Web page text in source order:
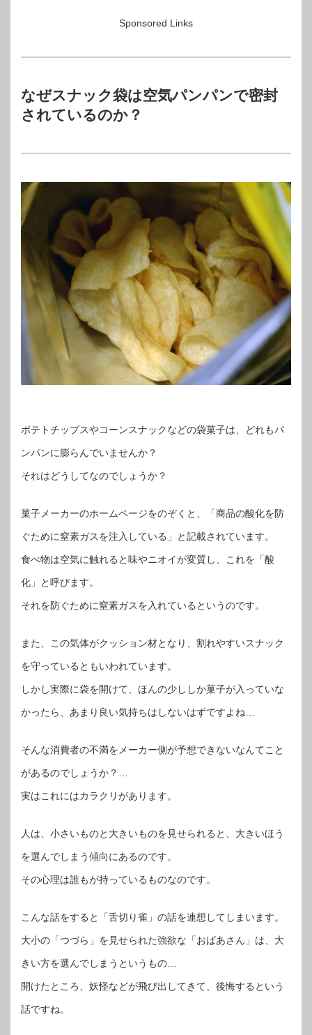
Sponsored Links
なぜスナック袋は空気パンパンで密封
されているのか？
ポテトチップスやコーンスナックなどの袋菓子は、どれもパ
ンパンに膨らんでいませんか？
それはどうしてなのでしょうか？
菓子メーカーのホームページをのぞくと、「商品の酸化を防
ぐために窒素ガスを注入している」と記載されています。
食べ物は空気に触れると味やニオイが変質し、これを「酸
化」と呼びます。
それを防ぐために窒素ガスを入れているというのです。
また、この気体がクッション材となり、割れやすいスナック
を守っているともいわれています。
しかし実際に袋を開けて、ほんの少ししか菓子が入っていな
かったら、あまり良い気持ちはしないはずですよね…
そんな消費者の不満をメーカー側が予想できないなんてこと
があるのでしょうか？…
実はこれにはカラクリがあります。
人は、小さいものと大きいものを見せられると、大きいほう
を選んでしまう傾向にあるのです。
その心理は誰もが持っているものなのです。
こんな話をすると「舌切り雀」の話を連想してしまいます。
大小の「つづら」を見せられた強欲な「おばあさん」は、大
きい方を選んでしまうというもの…
開けたところ、妖怪などが飛び出してきて、後悔するという
話ですね。